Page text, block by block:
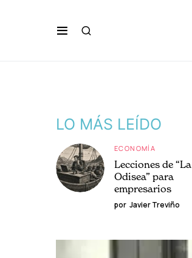
LO MÁS LEÍDO
ECONOMÍA
Lecciones de “La
Odisea” para
empresarios
por Javier Treviño